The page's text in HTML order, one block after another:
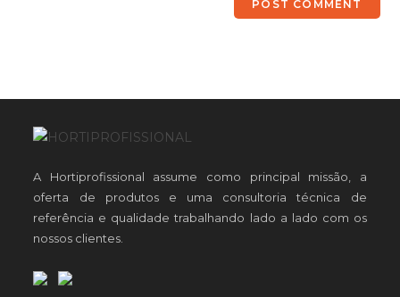
A Hortiprofissional assume como principal missão, a
oferta de produtos e uma consultoria técnica de
referência e qualidade trabalhando lado a lado com os
nossos clientes.